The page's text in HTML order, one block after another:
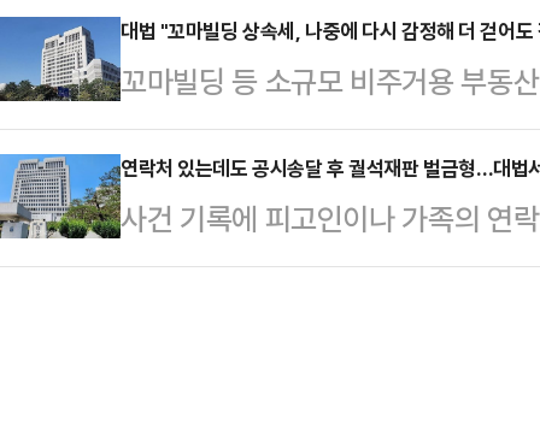
히 경솔한 공격으로 현저히 상당성
성 조각 사유가 인정될 여지가 있
월 페이스북 게시글과 라…
법원 3부(주심 노경필 대법관)는
원에게 무죄를 선고한 원심을 확정
거나 공직선거법 위반 혐의로 100
는다.송 의원은 2023년 10월부터
에서 행사를 개최하며 선거구민에
품을 제…
대법 "꼬마빌딩 상속세, 나중에 다시 감정해 더 걷어도
꼬마빌딩 등 소규모 비주거용 부동
정평가를 다시 의뢰해 세금을 더 걷
감정가를 과세 기준으로 삼으려면
증명할 책임은 과세관청에 있다고
관)는 토지 상속자 A씨가 마포세무
연락처 있는데도 공시송달 후 궐석재판 벌금형…대법
사건 기록에 피고인이나 가족의 연
채 곧바로 공시송달로 재판을 진행